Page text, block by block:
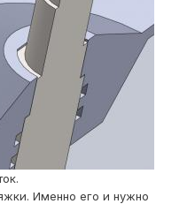
Именно его и нужно